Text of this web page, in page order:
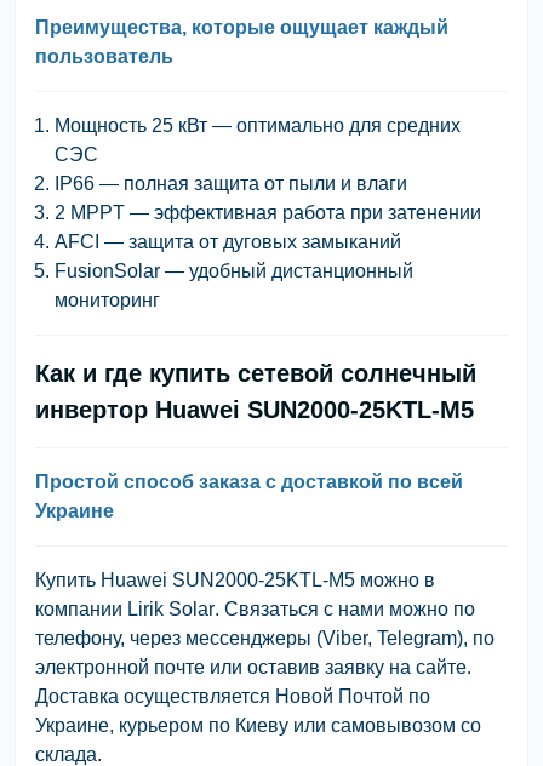
Преимущества, которые ощущает каждый
пользователь
Мощность 25 кВт — оптимально для средних
СЭС
IP66 — полная защита от пыли и влаги
2 MPPT — эффективная работа при затенении
AFCI — защита от дуговых замыканий
FusionSolar — удобный дистанционный
мониторинг
Как и где купить сетевой солнечный
инвертор Huawei SUN2000-25KTL-M5
Простой способ заказа с доставкой по всей
Украине
Купить Huawei SUN2000-25KTL-M5 можно в
компании Lirik Solar. Связаться с нами можно по
телефону, через мессенджеры (Viber, Telegram), по
электронной почте или оставив заявку на сайте.
Доставка осуществляется Новой Почтой по
Украине, курьером по Киеву или самовывозом со
склада.